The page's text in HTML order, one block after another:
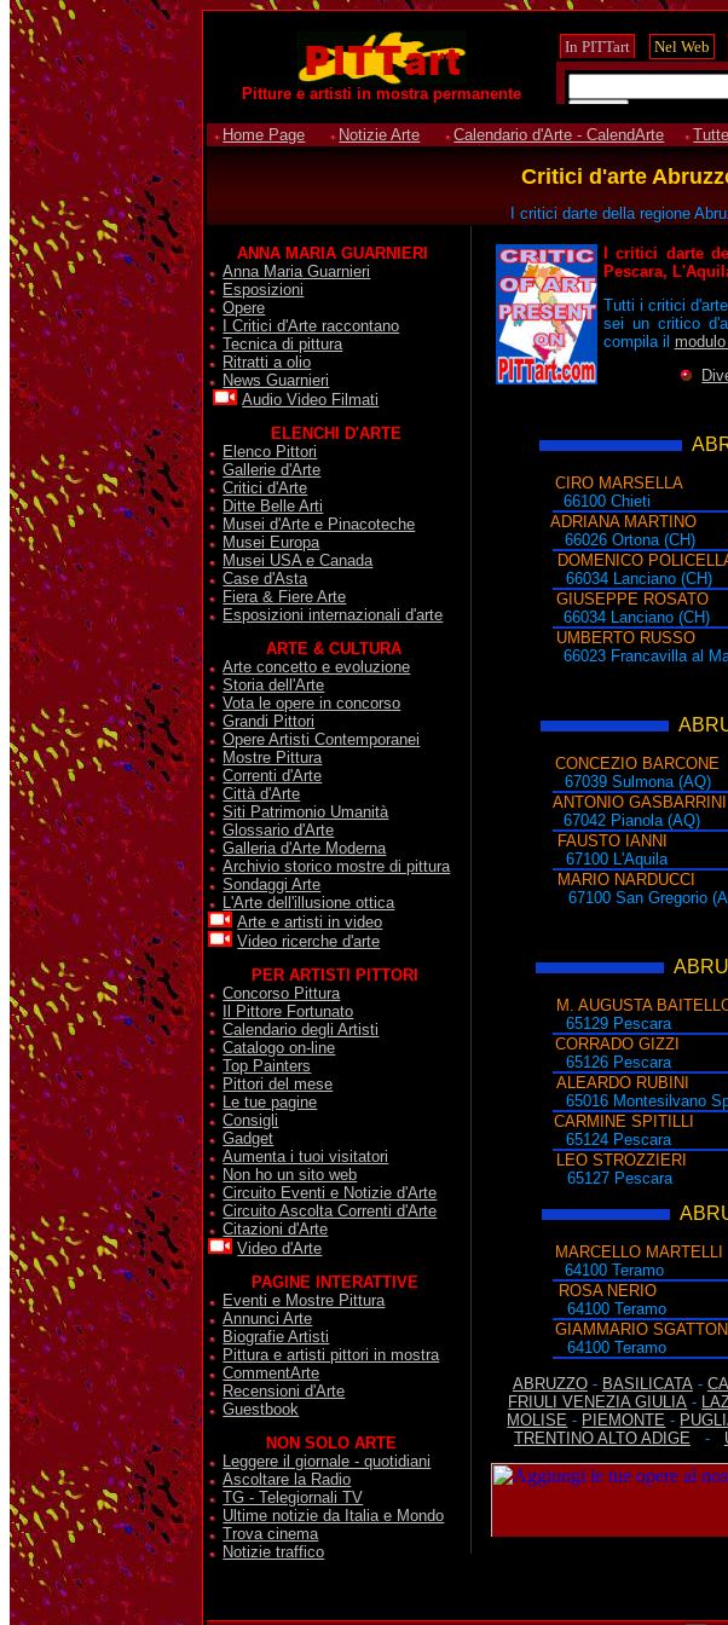
Pitture e artisti in mostra permanente
Home Page Notizie Arte Calendario d'Arte - CalendArte
Critici d'arte
I critici darte della regione
ANNA MARIA GUARNIERI
Anna Maria Guarnieri
Esposizioni
Opere
I Critici d'Arte raccontano
Tecnica di pittura
Ritratti a olio
News Guarnieri
Audio Video Filmati
ELENCHI D'ARTE
Elenco Pittori
Gallerie d'Arte
Critici d'Arte
Ditte Belle Arti
Musei d'Arte e Pinacoteche
Musei Europa
Musei USA e Canada
Case d'Asta
Fiera & Fiere Arte
Esposizioni internazionali d'arte
ARTE & CULTURA
Arte concetto e evoluzione
Storia dell'Arte
Vota le opere in concorso
Grandi Pittori
Opere Artisti Contemporanei
Mostre Pittura
Correnti d'Arte
Città d'Arte
Siti Patrimonio Umanità
Glossario d'Arte
Galleria d'Arte Moderna
Archivio storico mostre di pittura
Sondaggi Arte
L'Arte dell'illusione ottica
Arte e artisti in video
Video ricerche d'arte
PER ARTISTI PITTORI
Concorso Pittura
Il Pittore Fortunato
Calendario degli Artisti
Catalogo on-line
Top Painters
Pittori del mese
Le tue pagine
Consigli
Gadget
Aumenta i tuoi visitatori
Non ho un sito web
Circuito Eventi e Notizie d'Arte
Circuito Ascolta Correnti d'Arte
Citazioni d'Arte
Video d'Arte
PAGINE INTERATTIVE
Eventi e Mostre Pittura
Annunci Arte
Biografie Artisti
Pittura e artisti pittori in mostra
CommentArte
Recensioni d'Arte
Guestbook
NON SOLO ARTE
Leggere il giornale - quotidiani
Ascoltare la Radio
TG - Telegiornali TV
Ultime notizie da Italia e Mondo
Trova cinema
Notizie traffico
I critici darte
Pescara,
Tutti i critici
sei un critico
compila il
CIRO MARSELLA
66100
ADRIANA MARTINO
66026 Ortona (CH)
DOMENICO
66034
GIUSEPPE ROSATO
66034
UMBERTO RUSSO
66023 Francavilla
CONCEZIO BARCONE
67039
ANTONIO GASBARRINI
67042
FAUSTO IANNI
67100
MARIO NARDUCCI
67100 San
M. AUGUSTA
65129
CORRADO GIZZI
65126
ALEARDO RUBINI
65016
CARMINE SPITILLI
65124
LEO STROZZIERI
65127
MARCELLO MARTELLI
64100
ROSA NERIO
64100
GIAMMARIO SGATTONI
64100
ABRUZZO- BASILICATA -
FRIULI VENEZIA GIULIA -
MOLISE - PIEMONTE -
TRENTINO ALTO ADIGE -